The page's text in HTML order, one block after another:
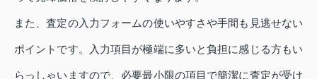
また、査定の入力フォームの使いやすさや手間も見逃せない
ポイントです。入力項目が極端に多いと負担に感じる方もい
らっしゃいますので、必要最小限の項目で簡潔に査定が受け